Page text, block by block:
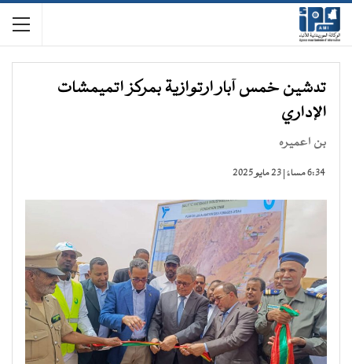
تدشين خمس آبار ارتوازية بمركز اتميمشات
الإداري
بن اعميره
6:34 مساءً | 23 مايو 2025